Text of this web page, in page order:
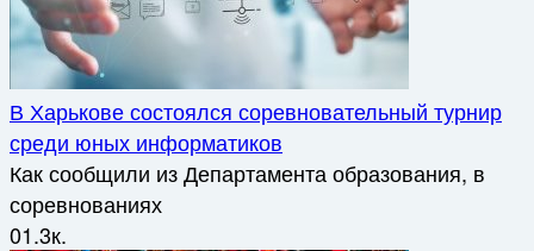
В Харькове состоялся соревновательный турнир
среди юных информатиков
Как сообщили из Департамента образования, в
соревнованиях
01.3к.